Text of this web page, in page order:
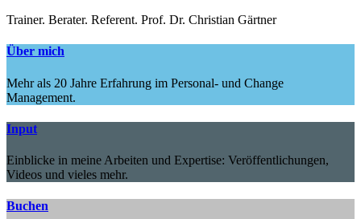
Trainer. Berater. Referent. Prof. Dr. Christian Gärtner
Über mich
Mehr als 20 Jahre Erfahrung im Personal- und Change
Management.
Input
Einblicke in meine Arbeiten und Expertise: Veröffentlichungen,
Videos und vieles mehr.
Buchen